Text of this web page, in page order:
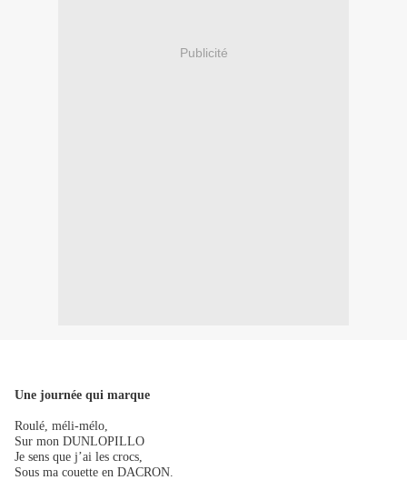
Publicité
Une journée qui marque
Roulé, méli-mélo,
Sur mon DUNLOPILLO
Je sens que j’ai les crocs,
Sous ma couette en DACRON.